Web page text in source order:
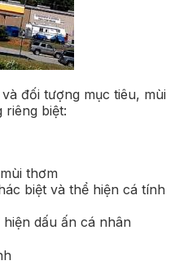
đối tượng mục tiêu, mùi
riêng biệt:
thơm
biệt và thể hiện cá tính
dấu ấn cá nhân